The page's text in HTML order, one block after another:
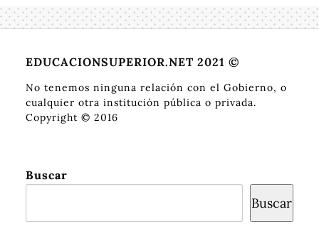
EDUCACIONSUPERIOR.NET 2021 ©
No tenemos ninguna relación con el Gobierno, o
cualquier otra institución pública o privada.
Copyright © 2016
Buscar
Buscar